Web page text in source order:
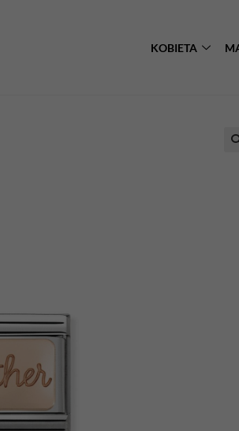
KOBIETA